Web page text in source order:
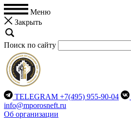
Меню
Закрыть
Поиск по сайту
TELEGRAM +7(495) 955-90-04
info@mporosneft.ru
Об организации